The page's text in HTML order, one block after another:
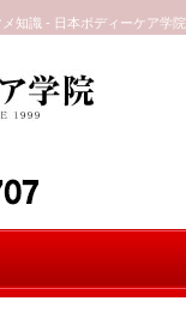
知識 - 日本ボディーケア学院